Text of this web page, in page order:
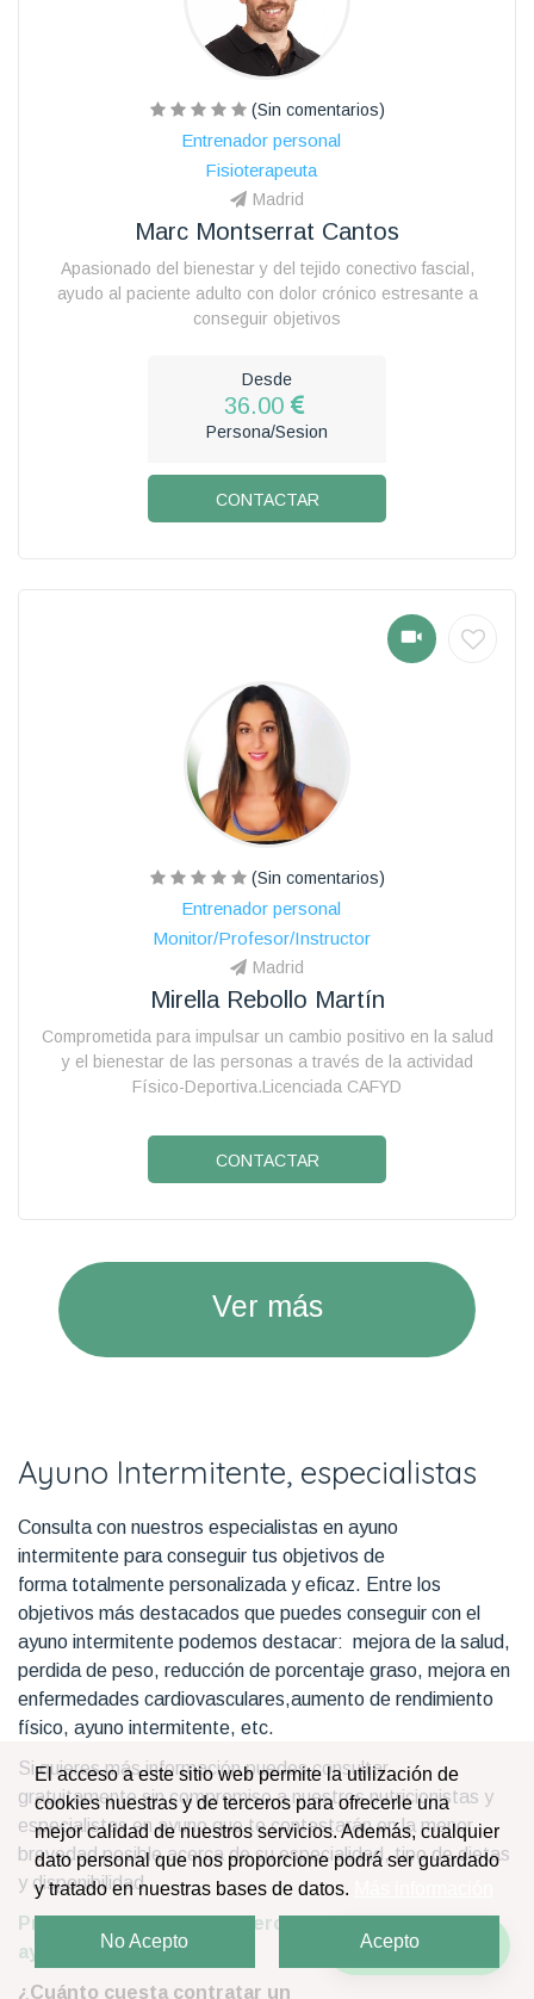
¡Escríbenos!
(Sin comentarios)
Entrenador personal
Fisioterapeuta
Madrid
Marc Montserrat Cantos
Apasionado del bienestar y del tejido conectivo fascial,
ayudo al paciente adulto con dolor crónico estresante a
conseguir objetivos
Desde
36.00
Persona/Sesion
CONTACTAR
(Sin comentarios)
Entrenador personal
Monitor/Profesor/Instructor
Madrid
Mirella Rebollo Martín
Comprometida para impulsar un cambio positivo en la salud
y el bienestar de las personas a través de la actividad
Físico-Deportiva.Licenciada CAFYD
CONTACTAR
Ver más
Ayuno Intermitente, especialistas
Consulta con nuestros especialistas en ayuno
intermitente para conseguir tus objetivos de
forma totalmente personalizada y eficaz. Entre los
objetivos más destacados que puedes conseguir con el
ayuno intermitente podemos destacar: mejora de la salud,
perdida de peso, reducción de porcentaje graso, mejora en
enfermedades cardiovasculares,aumento de rendimiento
físico, ayuno intermitente, etc.
Si quieres más información puedes consultar
gratuitamente sin compromiso a nuestros nutricionistas y
especialistas en ayuno que te contestarán en la menor
brevedad posible acerca de su especialidad, tipo de dietas
y disponibilidad.
Preguntas frecuentes acerca de especialistas en
ayuno intermitente.
¿Cuánto cuesta contratar un
El acceso a este sitio web permite la utilización de
cookies nuestras y de terceros para ofrecerle una
mejor calidad de nuestros servicios. Además, cualquier
dato personal que nos proporcione podrá ser guardado
y tratado en nuestras bases de datos.
No Acepto Acepto